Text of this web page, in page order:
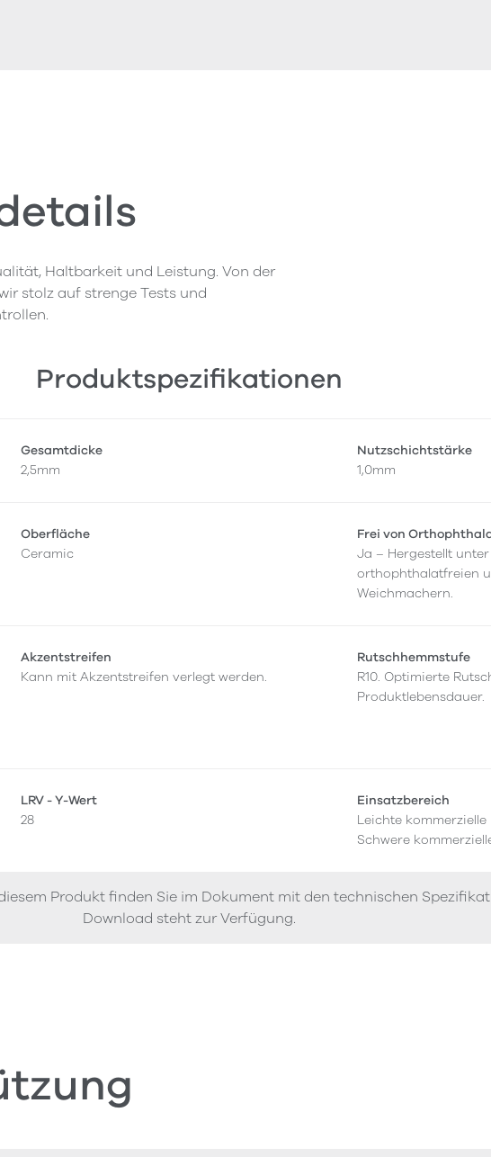
Haltbarkeit und Leistung. Von der
stolz auf strenge Tests und
Produktspezifikationen
Gesamtdicke
2,5mm
Nutzschichtstärke
1,0mm
Oberfläche
Ceramic
Frei von
Ja – Hergestellt
orthophthalatfreien
Weichmachern.
Akzentstreifen
Kann mit Akzentstreifen verlegt werden.
Rutschhemmstufe
R10. Optimierte
Produktlebensdauer.
LRV - Y-Wert
28
Einsatzbereich
Leichte kommerzielle
Schwere
Produkt finden Sie im Dokument mit den technischen
Download steht zur Verfügung.